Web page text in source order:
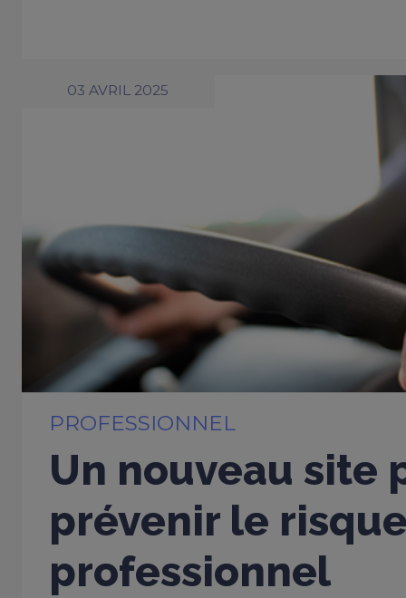
03 AVRIL 2025
PROFESSIONNEL
Un nouveau site
prévenir le
professionnel